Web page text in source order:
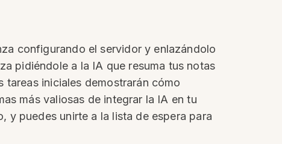
configurando el servidor y enlazándolo
pidiéndole a la IA que resuma tus notas
tareas iniciales demostrarán cómo
más valiosas de integrar la IA en tu
y puedes unirte a la lista de espera para